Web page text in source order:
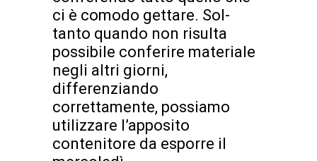
ci è comodo gettare. Sol-
tanto quando non risulta
possibile conferire materiale
negli altri giorni,
differenziando
correttamente, possiamo
utilizzare l’apposito
contenitore da esporre il